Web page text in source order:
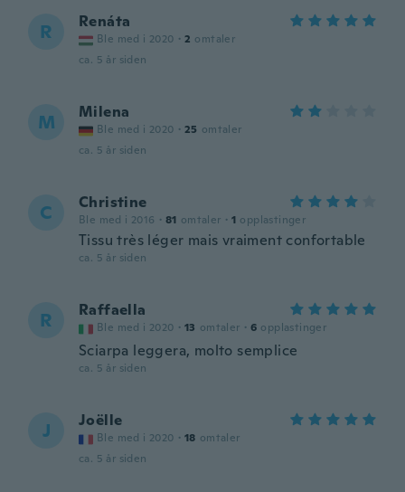
R Renáta
Ble med i 2020 · 2 omtaler
ca. 5 år siden
M Milena
Ble med i 2020 · 25 omtaler
ca. 5 år siden
C Christine
Ble med i 2016 · 81 omtaler · 1 opplastinger
Tissu très léger mais vraiment confortable
ca. 5 år siden
R Raffaella
Ble med i 2020 · 13 omtaler · 6 opplastinger
Sciarpa leggera, molto semplice
ca. 5 år siden
J Joëlle
Ble med i 2020 · 18 omtaler
ca. 5 år siden